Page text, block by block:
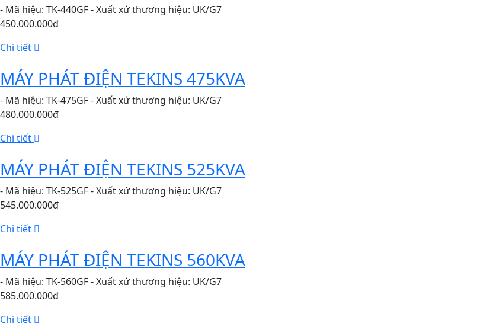
- Mã hiệu: TK-440GF - Xuất xứ thương hiệu: UK/G7
450.000.000đ
Chi tiết
MÁY PHÁT ĐIỆN TEKINS 475KVA
- Mã hiệu: TK-475GF - Xuất xứ thương hiệu: UK/G7
480.000.000đ
Chi tiết
MÁY PHÁT ĐIỆN TEKINS 525KVA
- Mã hiệu: TK-525GF - Xuất xứ thương hiệu: UK/G7
545.000.000đ
Chi tiết
MÁY PHÁT ĐIỆN TEKINS 560KVA
- Mã hiệu: TK-560GF - Xuất xứ thương hiệu: UK/G7
585.000.000đ
Chi tiết